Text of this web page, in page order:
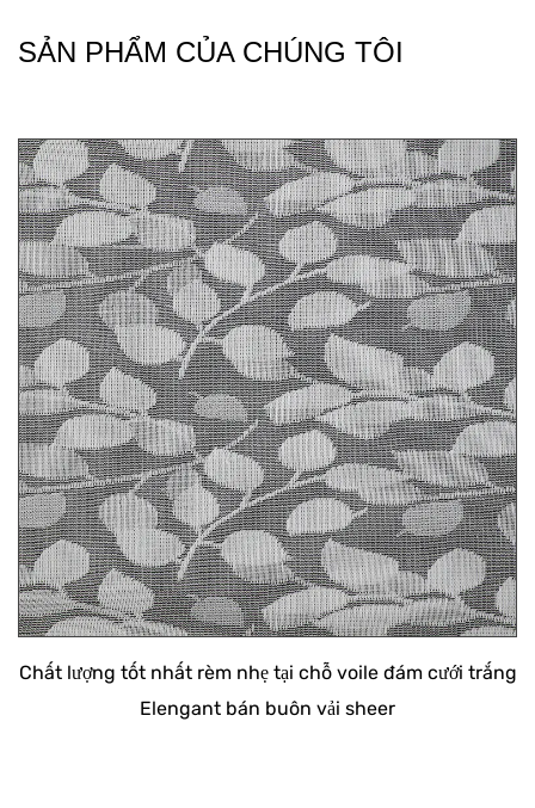
SẢN PHẨM CỦA CHÚNG TÔI
Chất lượng tốt nhất rèm nhẹ tại chỗ voile đám cưới trắng
Elengant bán buôn vải sheer